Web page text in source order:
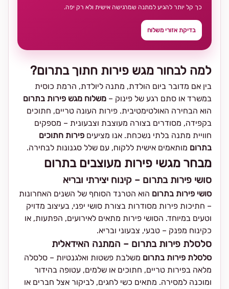
למה לבחור מגש פירות חתוך בתרום?
בין אם מדובר ביום הולדת, מתנה ליולדת, הרמת כוסית
במשרד או סתם רגע של פינוק – משלוח מגש פירות בתרום
הוא הבחירה האולטימטיבית. פירות העונה טריים, חתוכים
בקפידה, מסודרים בצורה מעוצבת וצבעונית – מספקים
חוויית מתנה בלתי נשכחת. אנו מציעים פירות חתוכים
בתרום מותאמים אישית ללקוח, עם שלל סגנונות לבחירה.
מבחר מגשי פירות מעוצבים בתרום
סושי פירות בתרום – קינוח יצירתי ובריא
סושי פירות בתרום הוא הטרנד הסוחף של השנים האחרונות
– חתיכות פירות מסודרות בצורת סושי יפני, בעיצוב מדויק
וטעים במיוחד. הסושי פירות מתאים לאירועים, הפתעות, או
כקינוח מפנק – טבעי, צבעוני ובריא.
סלסלת פירות בתרום – המתנה האידאלית
סלסלת פירות בתרום משלבת פשטות ואלגנטיות – סלסלה
מלאה בפירות טריים, חתוכים או שלמים, עטופה בהידור
ומוכנה למסירה. מתאים כשי לחגים, לביקור אצל חברים או
כך קל יותר להגיע למתנה שמרגישה אישית ולא רק יפה.
בדיקת אזורי משלוח